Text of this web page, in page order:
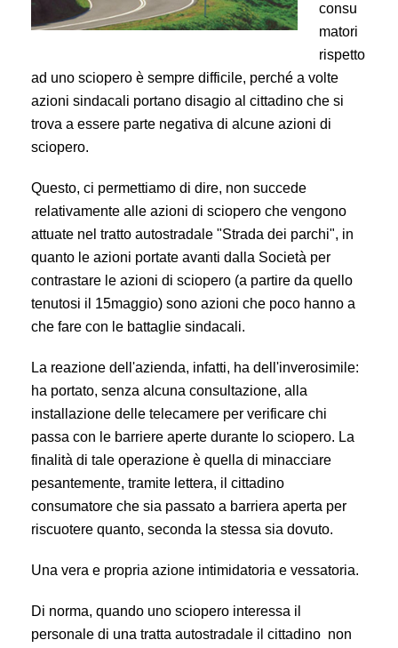
consu
matori
rispetto
ad uno sciopero è sempre difficile, perché a volte
azioni sindacali portano disagio al cittadino che si
trova a essere parte negativa di alcune azioni di
sciopero.
Questo, ci permettiamo di dire, non succede
relativamente alle azioni di sciopero che vengono
attuate nel tratto autostradale "Strada dei parchi", in
quanto le azioni portate avanti dalla Società per
contrastare le azioni di sciopero (a partire da quello
tenutosi il 15maggio) sono azioni che poco hanno a
che fare con le battaglie sindacali.
La reazione dell'azienda, infatti, ha dell'inverosimile:
ha portato, senza alcuna consultazione, alla
installazione delle telecamere per verificare chi
passa con le barriere aperte durante lo sciopero. La
finalità di tale operazione è quella di minacciare
pesantemente, tramite lettera, il cittadino
consumatore che sia passato a barriera aperta per
riscuotere quanto, seconda la stessa sia dovuto.
Una vera e propria azione intimidatoria e vessatoria.
Di norma, quando uno sciopero interessa il
personale di una tratta autostradale il cittadino non